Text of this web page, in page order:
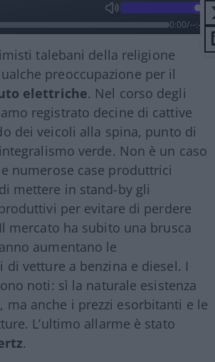
0:00/--:--
talebani della religione
preoccupazione per il
elettriche. Nel corso degli
registrato decine di cattive
dei veicoli alla spina, punto di
verde. Non è un caso
numerose case produttrici
mettere in stand-by gli
per evitare di perdere
mercato ha subito una brusca
aumentano le
vetture a benzina e diesel. I
noti: sì la naturale esistenza
ma anche i prezzi esorbitanti e le
L’ultimo allarme è stato
.